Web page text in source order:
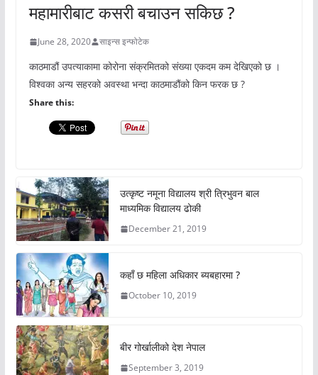
महामारीबाट कसरी बचाउन सकिछ ?
June 28, 2020 साइन्स इन्फोटेक
काठमाडौं उपत्याकामा कोरोना संक्रमितको संख्या एकदम कम देखिएको छ ।
विश्वका अन्य सहरको अवस्था भन्दा काठमाडौंको किन फरक छ ?
Share this:
उत्कृष्ट नमूना विद्यालय श्री त्रिभुवन बाल
माध्यमिक विद्यालय ढोकी
December 21, 2019
कहाँ छ महिला अधिकार ब्यबहारमा ?
October 10, 2019
बीर गोर्खालीको देश नेपाल
September 3, 2019